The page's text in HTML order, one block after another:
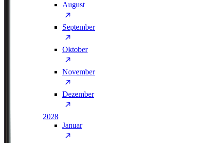
August
September
Oktober
November
Dezember
2028
Januar